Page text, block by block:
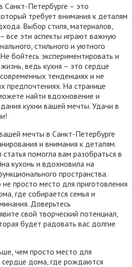
Санкт-Петербурге – это
требует внимания к деталям
Выбор стиля, материалов,
все эти аспекты играют важную
стильного и уютного
бойтесь экспериментировать и
ведь кухня – это сердце
тенденциях и не
предпочтениях. На странице
найти вдохновение и
кухни вашей мечты. Удачи в
мечты в Санкт-Петербурге
и внимания к деталям.
помогла вам разобраться в
кухонь и вдохновила на
пространства.
просто место для приготовления
где собирается семья и
Доверьтесь
свой творческий потенциал,
будет радовать вас долгие
чем просто место для
дома, где рождаются